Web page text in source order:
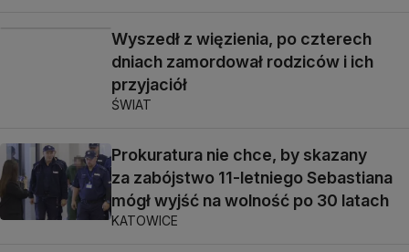
Wyszedł z więzienia, po czterech
dniach zamordował rodziców i ich
przyjaciół
ŚWIAT
Prokuratura nie chce, by skazany
za zabójstwo 11-letniego Sebastiana
mógł wyjść na wolność po 30 latach
KATOWICE